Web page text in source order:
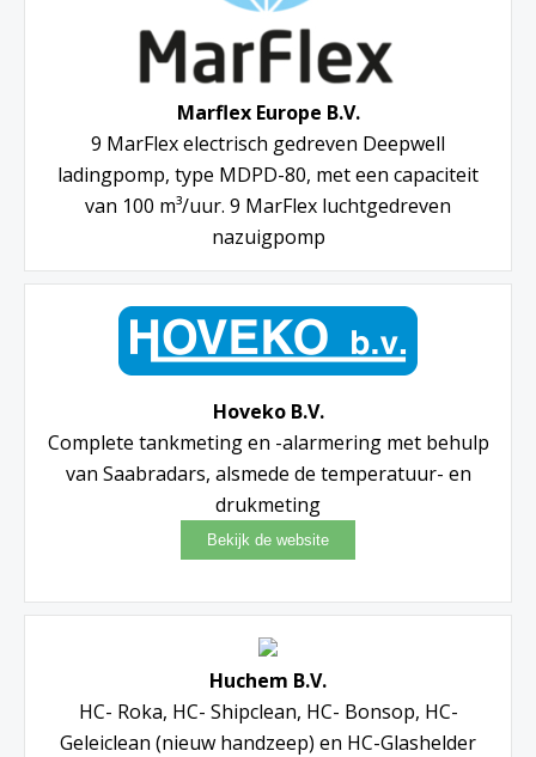
Marflex Europe B.V.
9 MarFlex electrisch gedreven Deepwell
ladingpomp, type MDPD-80, met een capaciteit
van 100 m³/uur. 9 MarFlex luchtgedreven
nazuigpomp
Hoveko B.V.
Complete tankmeting en -alarmering met behulp
van Saabradars, alsmede de temperatuur- en
drukmeting
Huchem B.V.
HC- Roka, HC- Shipclean, HC- Bonsop, HC-
Geleiclean (nieuw handzeep) en HC-Glashelder